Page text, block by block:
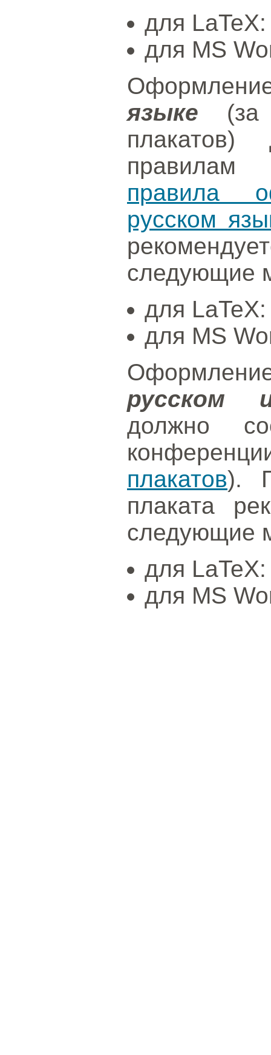
для
для MS
языке (за
плакатов)
правилам
правила
русском
следующие
для
для MS
русском
должно
плакатов).
плаката
следующие
для
для MS